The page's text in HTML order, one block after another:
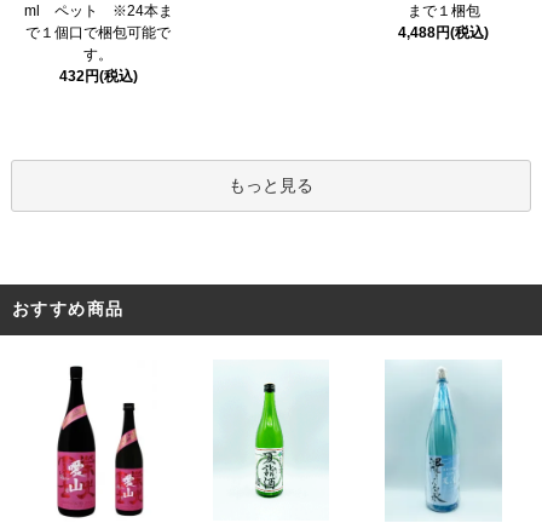
ml ペット ※24本ま
で１個口で梱包可能で
す。
432円(税込)
まで１梱包
4,488円(税込)
もっと見る
おすすめ商品